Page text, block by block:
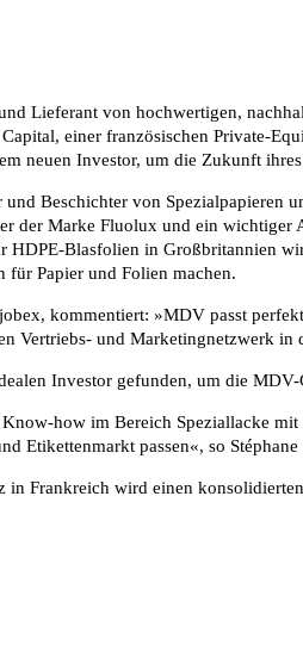
Lieferant von hochwertigen,
einer französischen Private-
neuen Investor, um die Zukunft
Beschichter von
der Marke Fluolux und ein
HDPE-Blasfolien in Großbritannien
für Papier und Folien machen.
kommentiert: »MDV passt
Vertriebs- und Marketingnetzwerk
Investor gefunden, um die
how im Bereich Speziallacke
Etikettenmarkt passen«, so
in Frankreich wird einen